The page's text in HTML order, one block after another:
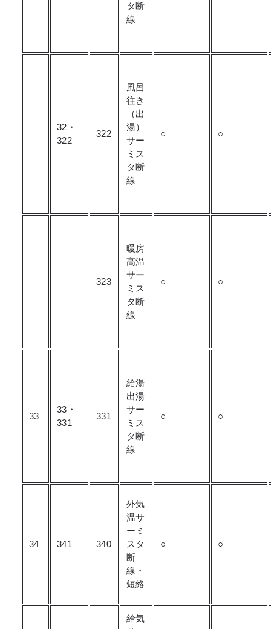
タ断
線
32・
322
322
風呂
往き
（出
湯）
サー
ミス
タ断
線
○ ○
323
暖房
高温
サー
ミス
タ断
線
○ ○
33
33・
331
331
給湯
出湯
サー
ミス
タ断
線
○ ○
34 341 340
外気
温サ
ーミ
スタ
断
線・
短絡
○ ○
給気